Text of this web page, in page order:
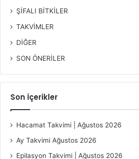
ŞİFALI BİTKİLER
TAKVİMLER
DİĞER
SON ÖNERİLER
Son İçerikler
Hacamat Takvimi | Ağustos 2026
Ay Takvimi Ağustos 2026
Epilasyon Takvimi | Ağustos 2026